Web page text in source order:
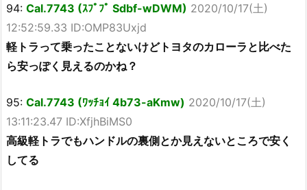
94: Cal.7743 (ｽﾌﾟﾌﾟ Sdbf-wDWM) 2020/10/17(土)
12:52:59.33 ID:OMP83Uxjd
軽トラって乗ったことないけどトヨタのカローラと比べた
ら安っぽく見えるのかね？
95: Cal.7743 (ﾜｯﾁｮｲ 4b73-aKmw) 2020/10/17(土)
13:11:23.47 ID:XfjhBiMS0
高級軽トラでもハンドルの裏側とか見えないところで安く
してる